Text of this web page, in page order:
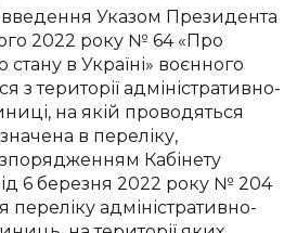
введення Указом Президента
2022 року № 64 «Про
в Україні» воєнного
з території адміністративно-
на якій проводяться
в переліку,
Кабінету
6 березня 2022 року № 204
адміністративно-